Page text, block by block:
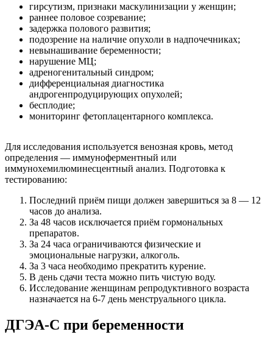
гирсутизм, признаки маскулинизации у женщин;
раннее половое созревание;
задержка полового развития;
подозрение на наличие опухоли в надпочечниках;
невынашивание беременности;
нарушение МЦ;
адреногенитальный синдром;
дифференциальная диагностика
андрогенпродуцирующих опухолей;
бесплодие;
мониторинг фетоплацентарного комплекса.
Для исследования используется венозная кровь, метод
определения — иммуноферментный или
иммунохемилюминесцентный анализ. Подготовка к
тестированию:
Последний приём пищи должен завершиться за 8 — 12
часов до анализа.
За 48 часов исключается приём гормональных
препаратов.
За 24 часа ограничиваются физические и
эмоциональные нагрузки, алкоголь.
За 3 часа необходимо прекратить курение.
В день сдачи теста можно пить чистую воду.
Исследование женщинам репродуктивного возраста
назначается на 6-7 день менструального цикла.
ДГЭА-С при беременности